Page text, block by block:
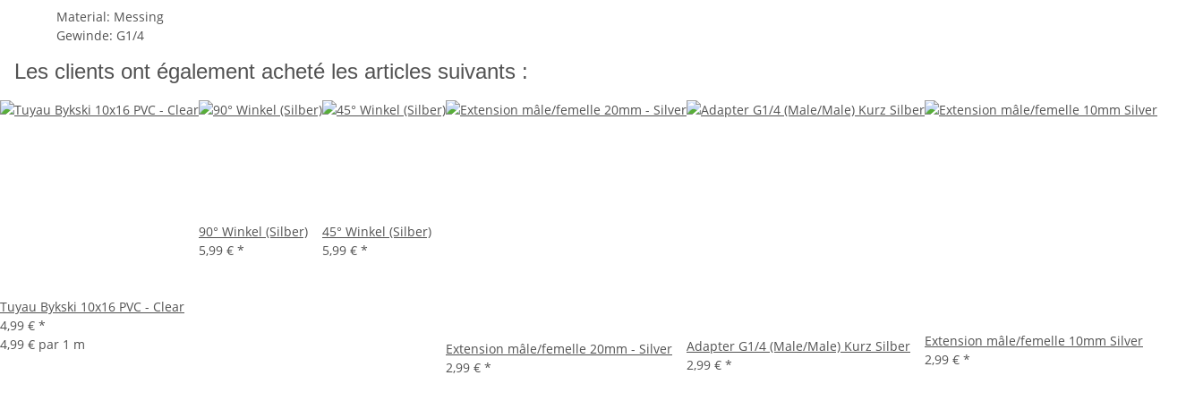
Material: Messing
Gewinde: G1/4
Les clients ont également acheté les articles suivants :
Tuyau Bykski 10x16 PVC - Clear
4,99 € *
4,99 € par 1 m
90° Winkel (Silber)
5,99 € *
45° Winkel (Silber)
5,99 € *
Extension mâle/femelle 20mm - Silver
2,99 € *
Adapter G1/4 (Male/Male) Kurz Silber
2,99 € *
Extension mâle/femelle 10mm Silver
2,99 € *